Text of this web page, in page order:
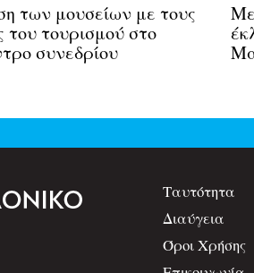
των μουσείων με τους
του τουρισμού στο
συνεδρίου
Ταυτότητα
Διαύγεια
Όροι Χρήσης